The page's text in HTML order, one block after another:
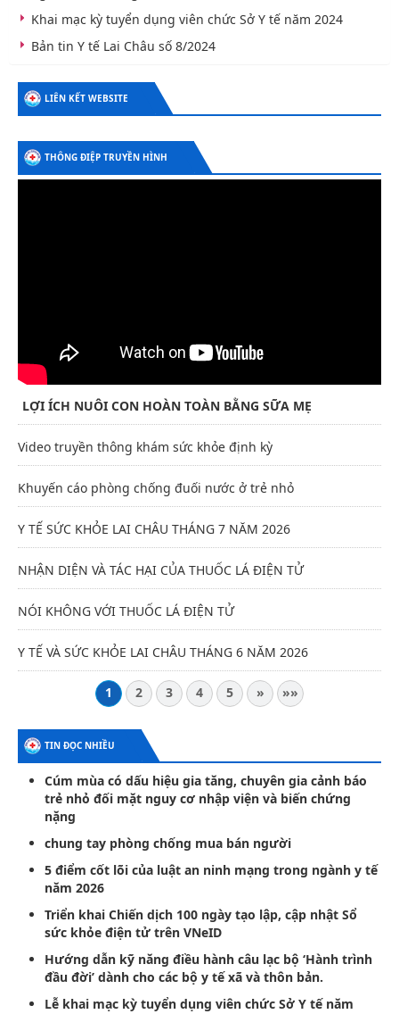
Khai mạc kỳ tuyển dụng viên chức Sở Y tế năm 2024
Bản tin Y tế Lai Châu số 8/2024
LIÊN KẾT WEBSITE
THÔNG ĐIỆP TRUYỀN HÌNH
LỢI ÍCH NUÔI CON HOÀN TOÀN BẰNG SỮA MẸ
Video truyền thông khám sức khỏe định kỳ
Khuyến cáo phòng chống đuối nước ở trẻ nhỏ
Y TẾ SỨC KHỎE LAI CHÂU THÁNG 7 NĂM 2026
NHẬN DIỆN VÀ TÁC HẠI CỦA THUỐC LÁ ĐIỆN TỬ
NÓI KHÔNG VỚI THUỐC LÁ ĐIỆN TỬ
Y TẾ VÀ SỨC KHỎE LAI CHÂU THÁNG 6 NĂM 2026
1 2 3 4 5 » »»
TIN ĐỌC NHIỀU
Cúm mùa có dấu hiệu gia tăng, chuyên gia cảnh báo
trẻ nhỏ đối mặt nguy cơ nhập viện và biến chứng
nặng
chung tay phòng chống mua bán người
5 điểm cốt lõi của luật an ninh mạng trong ngành y tế
năm 2026
Triển khai Chiến dịch 100 ngày tạo lập, cập nhật Sổ
sức khỏe điện tử trên VNeID
Hướng dẫn kỹ năng điều hành câu lạc bộ ‘Hành trình
đầu đời’ dành cho các bộ y tế xã và thôn bản.
Lễ khai mạc kỳ tuyển dụng viên chức Sở Y tế năm